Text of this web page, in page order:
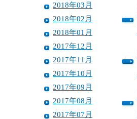
2018年03月
2018年02月
2018年01月
2017年12月
2017年11月
2017年10月
2017年09月
2017年08月
2017年07月